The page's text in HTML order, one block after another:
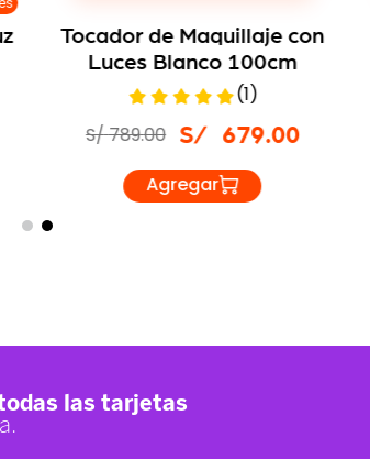
Tocador de Maquillaje con
Luces Blanco 100cm
(1)
S/ 679.00
S/789.00